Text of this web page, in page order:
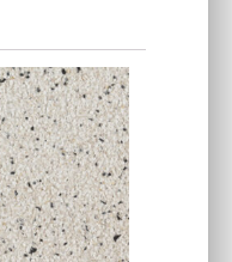
TYTAN
STALOWY